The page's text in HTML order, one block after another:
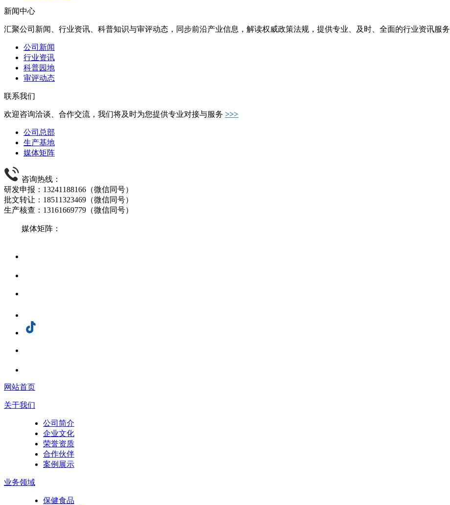
新闻中心
汇聚公司新闻、行业资讯、科普知识与审评动态，同步前沿产业信息，解读权威政策法规，提供专业、及时、全面的行业资讯服务
公司新闻
行业资讯
科普园地
审评动态
联系我们
欢迎咨询洽谈、合作交流，我们将及时为您提供专业对接与服务 >>>
公司总部
生产基地
媒体矩阵
咨询热线：
研发申报：13241188166（微信同号）
批文转让：18511323469（微信同号）
生产核查：13161669779（微信同号）
媒体矩阵：
网站首页
关于我们
公司简介
企业文化
荣誉资质
合作伙伴
案例展示
业务领域
保健食品